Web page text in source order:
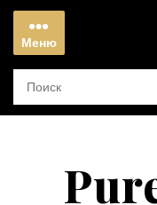
Перейти
содержимому
Меню
Меню